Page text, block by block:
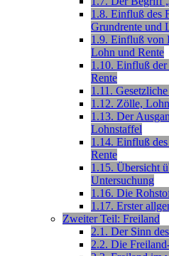
1.8. Einfluß des
Grundrente und
1.9. Einfluß von
Lohn und Rente
1.10. Einfluß
Rente
1.11.
1.12. Zölle,
1.13. Der
Lohnstaffel
1.14. Einfluß
Rente
1.15. Übersicht
Untersuchung
1.16. Die
1.17. Erster
Zweiter Teil: Freiland
2.1. Der Sinn
2.2. Die